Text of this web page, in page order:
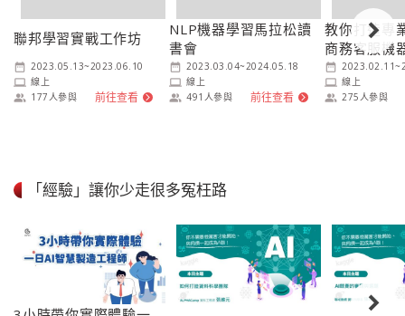
聯邦學習實戰工作坊
date_range 2023.05.13~2023.06.10
laptop 線上
people_alt 177人參與 前往查看 arrow_forward_ios
NLP機器學習馬拉松讀
書會
date_range 2023.03.04~2024.05.18
laptop 線上
people_alt 491 人參與 前往查看 arrow_forward_ios
教你打造專
商務客服機
date_range 2023.02.11~
laptop 線上
people_alt 275人參與
「經驗」讓你少走很多冤枉路